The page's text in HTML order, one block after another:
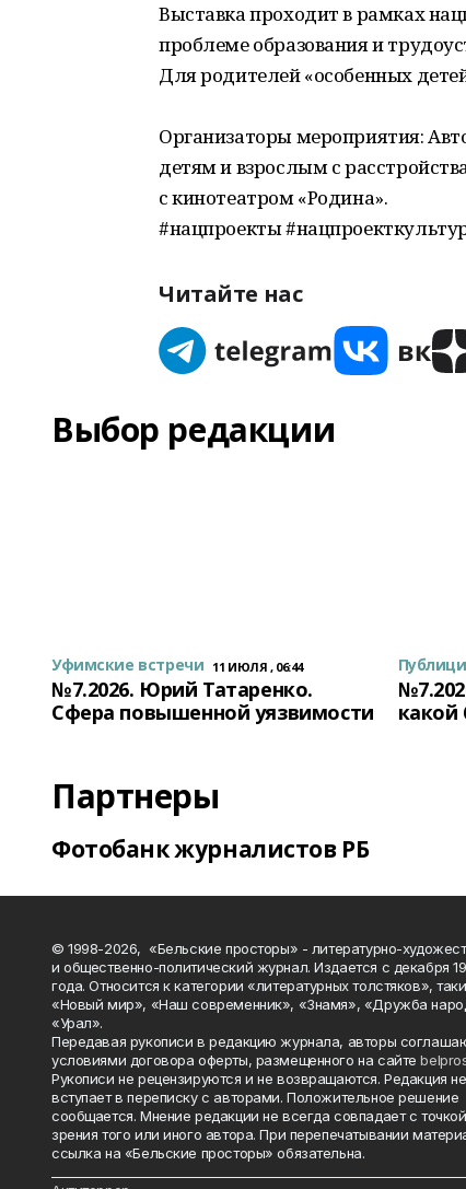
Выставка проходит в рамках
проблеме образования и
Для родителей «особенных
Организаторы мероприятия:
детям и взрослым с
с кинотеатром «Родина».
#нацпроекты
Читайте нас
Выбор редакции
Уфимские встречи 11 ИЮЛЯ , 06:44
№7.2026. Юрий Татаренко.
Сфера повышенной уязвимости
какой
Партнеры
Фотобанк журналистов РБ
© 1998-2026, «Бельские просторы» - литературно-
и общественно-политический журнал. Издается с декабря
года. Относится к категории «литературных толстяков»,
«Новый мир», «Наш современник», «Знамя», «Дружба
«Урал».
Передавая рукописи в редакцию журнала, авторы
условиями договора оферты, размещенного на сайте
Рукописи не рецензируются и не возвращаются. Редакция не
вступает в переписку с авторами. Положительное решение
сообщается. Мнение редакции не всегда совпадает с точкой
зрения того или иного автора. При перепечатывании
ссылка на «Бельские просторы» обязательна.